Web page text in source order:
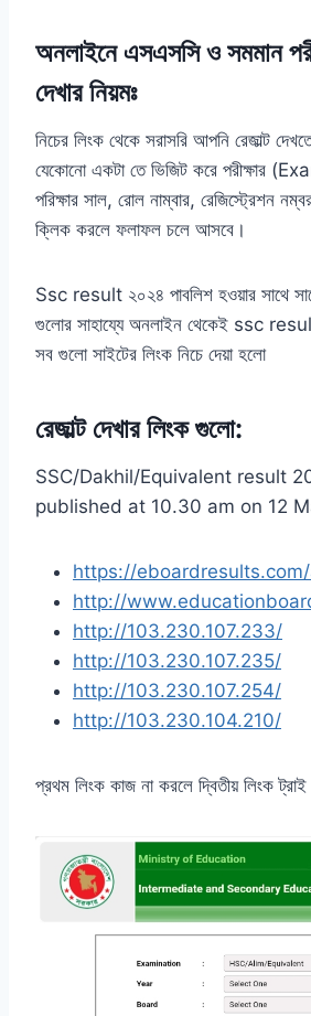
অনলাইনে এসএসসি ও সমমান
দেখার নিয়মঃ
নিচের লিংক থেকে সরাসরি আপনি রেজাল্ট
যেকোনো একটা তে ভিজিট করে পরীক্ষার
পরিক্ষার সাল, রোল নাম্বার, রেজিস্ট্রেশন
ক্লিক করলে ফলাফল চলে আসবে।
Ssc result ২০২৪ পাবলিশ হওয়ার সাথে
গুলোর সাহায্যে অনলাইন থেকেই ssc result
সব গুলো সাইটের লিংক নিচে দেয়া হলো
রেজাল্ট দেখার লিংক গুলো:
SSC/Dakhil/Equivalent result
published at 10.30 am on 12
https://
http://
http://103.230.107.233/
http://103.230.107.235/
http://103.230.107.254/
http://103.230.104.210/
প্রথম লিংক কাজ না করলে দ্বিতীয় লিংক